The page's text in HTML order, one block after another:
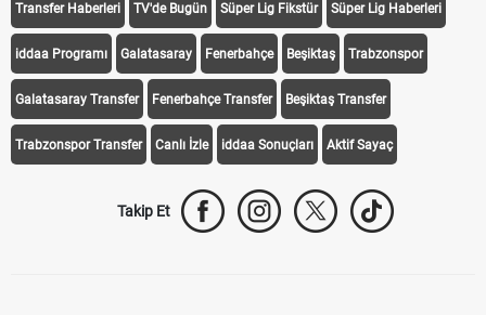
Transfer Haberleri TV'de Bugün Süper Lig Fikstür Süper Lig Haberleri
iddaa Programı Galatasaray Fenerbahçe Beşiktaş Trabzonspor
Galatasaray Transfer Fenerbahçe Transfer Beşiktaş Transfer
Trabzonspor Transfer Canlı İzle iddaa Sonuçları Aktif Sayaç
Takip Et